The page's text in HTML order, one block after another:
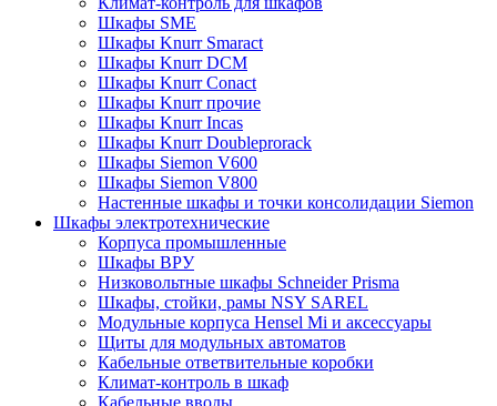
Шкафы SME
Шкафы Knurr Smaract
Шкафы Knurr DCM
Шкафы Knurr Conact
Шкафы Knurr прочие
Шкафы Knurr Incas
Шкафы Knurr Doubleprorack
Шкафы Siemon V600
Шкафы Siemon V800
Настенные шкафы и точки консолидации Siemon
Шкафы электротехнические
Корпуса промышленные
Шкафы ВРУ
Низковольтные шкафы Schneider Prisma
Шкафы, стойки, рамы NSY SAREL
Модульные корпуса Hensel Mi и аксессуары
Щиты для модульных автоматов
Кабельные ответвительные коробки
Климат-контроль в шкаф
Кабельные вводы